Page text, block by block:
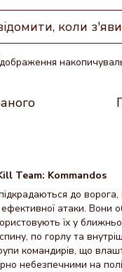
коли
Team: Kommandos
до
атаки. Вони
їх у
по горлу та
командирів, що
небезпечними на